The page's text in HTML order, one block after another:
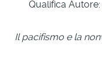
Qualifica Autore:
Il pacifismo e la